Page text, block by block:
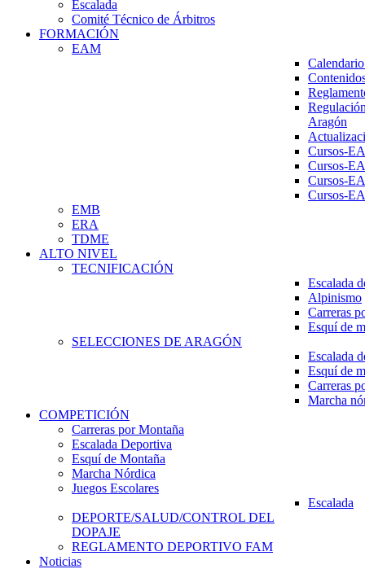
Escalada
Comité Técnico de Árbitros
FORMACIÓN
EAM
Aragón
Cursos-
Cursos-
Cursos-
Cursos-
EMB
ERA
TDME
ALTO NIVEL
TECNIFICACIÓN
Escalada
Alpinismo
Carreras
Esquí de
SELECCIONES DE ARAGÓN
Escalada
Esquí de
Carreras
Marcha
COMPETICIÓN
Carreras por Montaña
Escalada Deportiva
Esquí de Montaña
Marcha Nórdica
Juegos Escolares
Escalada
DEPORTE/SALUD/CONTROL DEL
DOPAJE
REGLAMENTO DEPORTIVO FAM
Noticias